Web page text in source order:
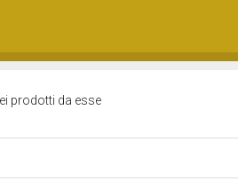
prodotti da esse